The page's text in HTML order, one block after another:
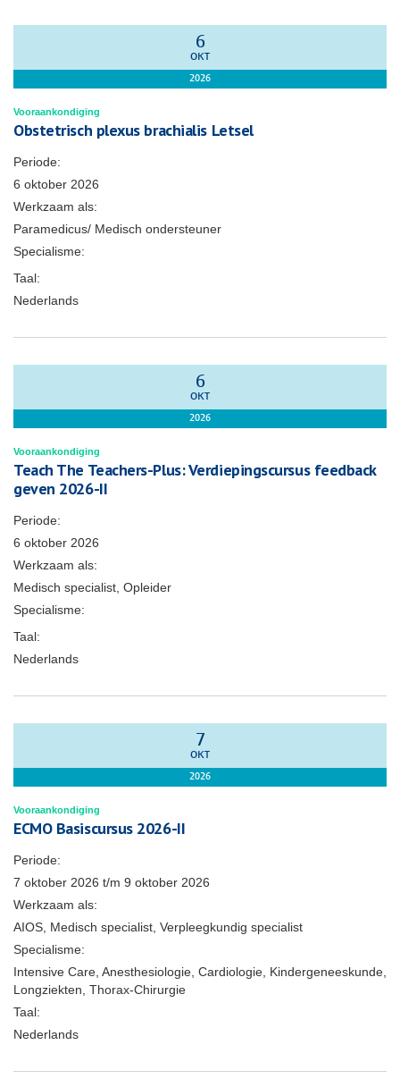
6
OKT
2026
Vooraankondiging
Obstetrisch plexus brachialis Letsel
Periode:
6 oktober 2026
Werkzaam als:
Paramedicus/ Medisch ondersteuner
Specialisme:
Taal:
Nederlands
6
OKT
2026
Vooraankondiging
Teach The Teachers-Plus: Verdiepingscursus feedback
geven 2026-II
Periode:
6 oktober 2026
Werkzaam als:
Medisch specialist, Opleider
Specialisme:
Taal:
Nederlands
7
OKT
2026
Vooraankondiging
ECMO Basiscursus 2026-II
Periode:
7 oktober 2026 t/m 9 oktober 2026
Werkzaam als:
AIOS, Medisch specialist, Verpleegkundig specialist
Specialisme:
Intensive Care, Anesthesiologie, Cardiologie, Kindergeneeskunde,
Longziekten, Thorax-Chirurgie
Taal:
Nederlands